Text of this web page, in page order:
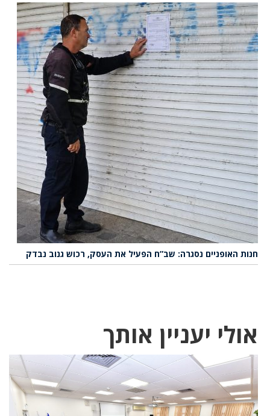
חנות האופניים נסגרה: שב”ח הפעיל את העסק, רכוש גנוב נבדק
אולי יעניין אותך